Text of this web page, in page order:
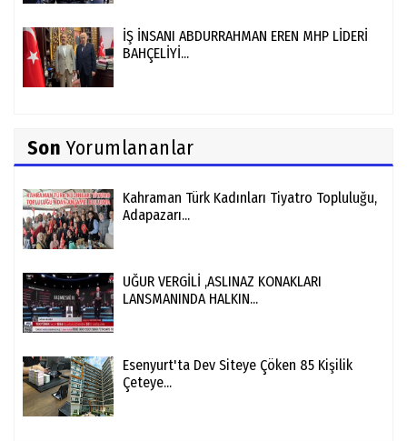
İŞ İNSANI ABDURRAHMAN EREN MHP LİDERİ
BAHÇELİYİ...
Son Yorumlananlar
Kahraman Türk Kadınları Tiyatro Topluluğu,
Adapazarı...
UĞUR VERGİLİ ,ASLINAZ KONAKLARI
LANSMANINDA HALKIN...
Esenyurt'ta Dev Siteye Çöken 85 Kişilik
Çeteye...